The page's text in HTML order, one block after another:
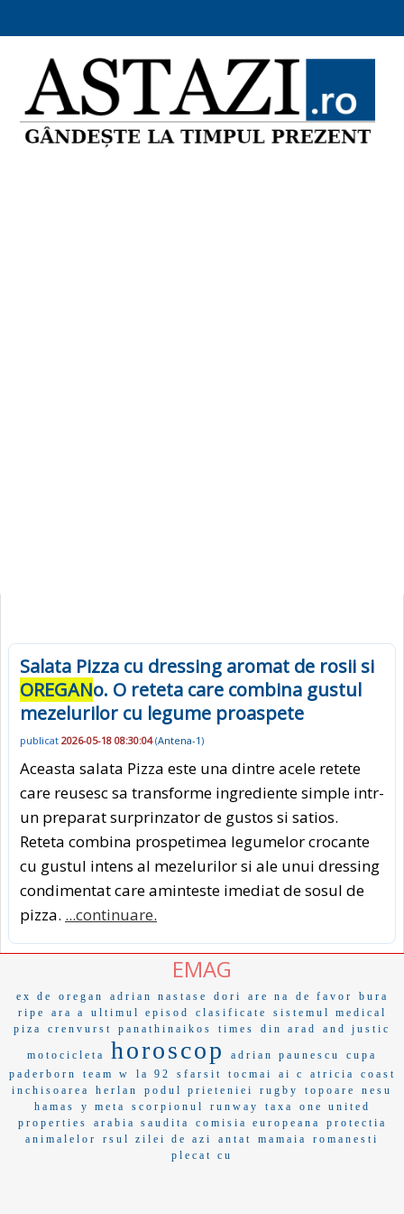
Salata Pizza cu dressing aromat de rosii si
OREGANo. O reteta care combina gustul
mezelurilor cu legume proaspete
publicat 2026-05-18 08:30:04(Antena-1)
Aceasta salata Pizza este una dintre acele retete
care reusesc sa transforme ingrediente simple intr-
un preparat surprinzator de gustos si satios.
Reteta combina prospetimea legumelor crocante
cu gustul intens al mezelurilor si ale unui dressing
condimentat care aminteste imediat de sosul de
pizza. ...continuare.
EMAG
ex de oregan adrian nastase dori are na de favor
bura
ripe
ara a ultimul episod clasificate
sistemul medical
piza
crenvurst panathinaikos times din arad and justic
motocicleta horoscop adrian paunescu
cupa
paderborn
team w la 92 sfarsit tocmai ai c atricia
coast
inchisoarea
herlan podul prieteniei rugby topoare
nesu
hamas
y meta scorpionul runway taxa
one united
properties
arabia saudita comisia europeana
protectia
animalelor
rsul zilei de azi antat mamaia
romanesti
plecat cu